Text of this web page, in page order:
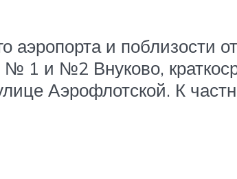
аэропорта и поблизости
№ 1 и №2 Внуково,
Аэрофлотской. К